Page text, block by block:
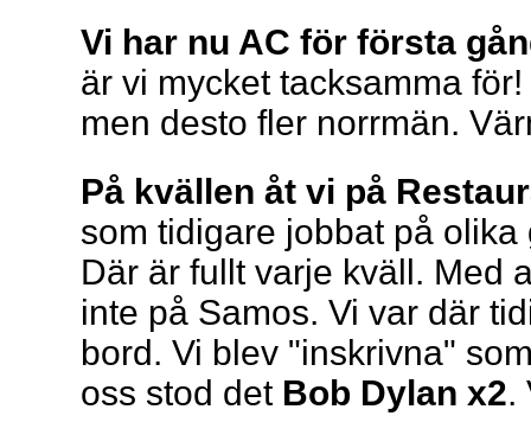
Vi har nu AC för första
är vi mycket tacksamma
men desto fler norrmän.
På kvällen åt vi på
som tidigare jobbat på
Där är fullt varje kväll. Med
inte på Samos. Vi var där
bord. Vi blev "inskrivna"
oss stod det Bob Dylan x2.